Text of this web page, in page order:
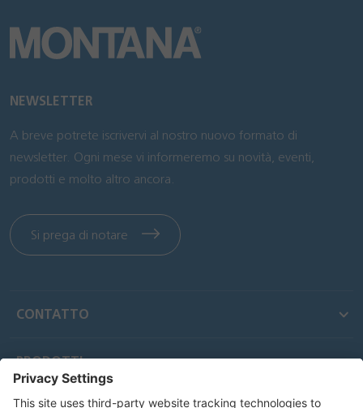
NEWSLETTER
A breve potrete iscrivervi al nostro nuovo formato di
newsletter. Ogni mese vi informeremo su novità, eventi,
prodotti e molto altro ancora.
Si prega di notare
CONTATTO
PRODOTTI